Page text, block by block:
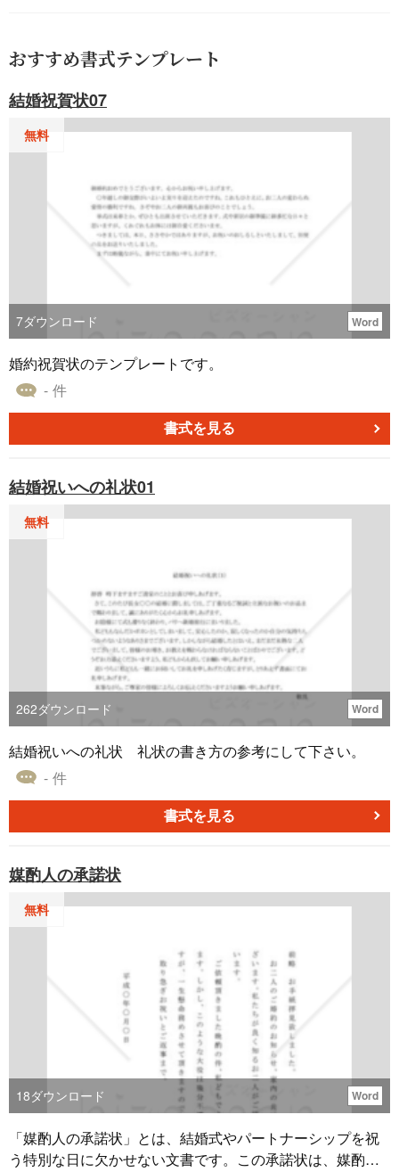
おすすめ書式テンプレート
結婚祝賀状07
無料
7ダウンロード Word
婚約祝賀状のテンプレートです。
- 件
書式を見る
結婚祝いへの礼状01
無料
262ダウンロード Word
結婚祝いへの礼状 礼状の書き方の参考にして下さい。
- 件
書式を見る
媒酌人の承諾状
無料
18ダウンロード Word
「媒酌人の承諾状」とは、結婚式やパートナーシップを祝
う特別な日に欠かせない文書です。この承諾状は、媒酌人